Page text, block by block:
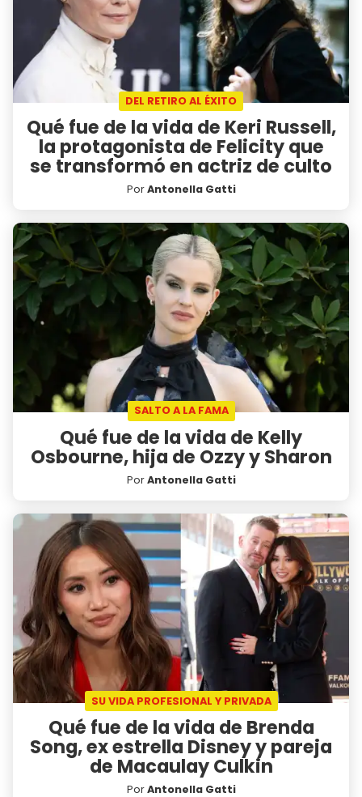
DEL RETIRO AL ÉXITO
Qué fue de la vida de Keri Russell,
la protagonista de Felicity que
se transformó en actriz de culto
PorAntonella Gatti
SALTO A LA FAMA
Qué fue de la vida de Kelly
Osbourne, hija de Ozzy y Sharon
PorAntonella Gatti
SU VIDA PROFESIONAL Y PRIVADA
Qué fue de la vida de Brenda
Song, ex estrella Disney y pareja
de Macaulay Culkin
PorAntonella Gatti